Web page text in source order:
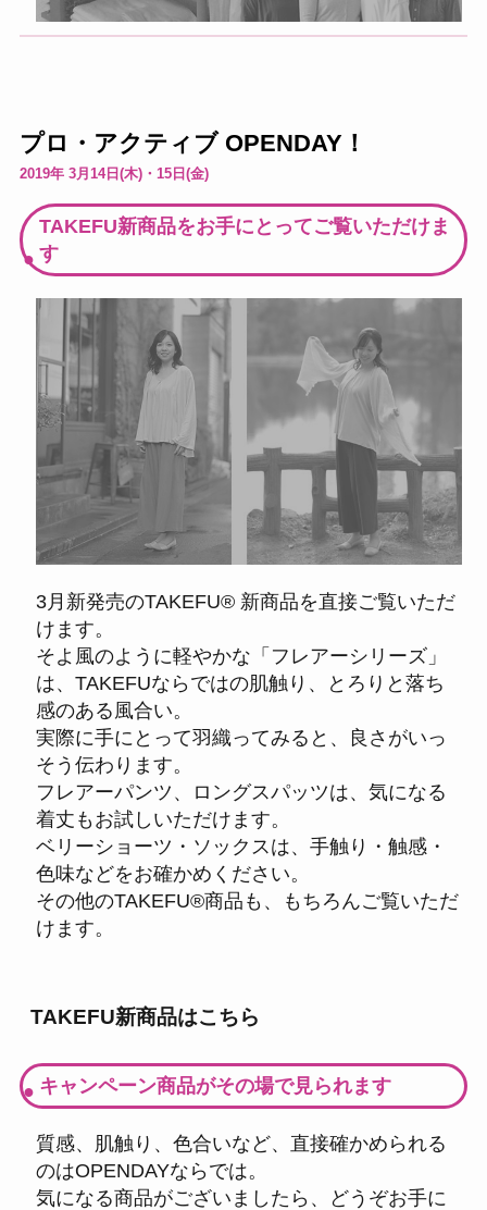
プロ・アクティブ OPENDAY！
2019年 3月14日(木)・15日(金)
TAKEFU新商品をお手にとってご覧いただけま
す
3月新発売のTAKEFU® 新商品を直接ご覧いただ
けます。
そよ風のように軽やかな「フレアーシリーズ」
は、TAKEFUならではの肌触り、とろりと落ち
感のある風合い。
実際に手にとって羽織ってみると、良さがいっ
そう伝わります。
フレアーパンツ、ロングスパッツは、気になる
着丈もお試しいただけます。
ベリーショーツ・ソックスは、手触り・触感・
色味などをお確かめください。
その他のTAKEFU®商品も、もちろんご覧いただ
けます。
TAKEFU新商品はこちら
キャンペーン商品がその場で見られます
質感、肌触り、色合いなど、直接確かめられる
のはOPENDAYならでは。
気になる商品がございましたら、どうぞお手に